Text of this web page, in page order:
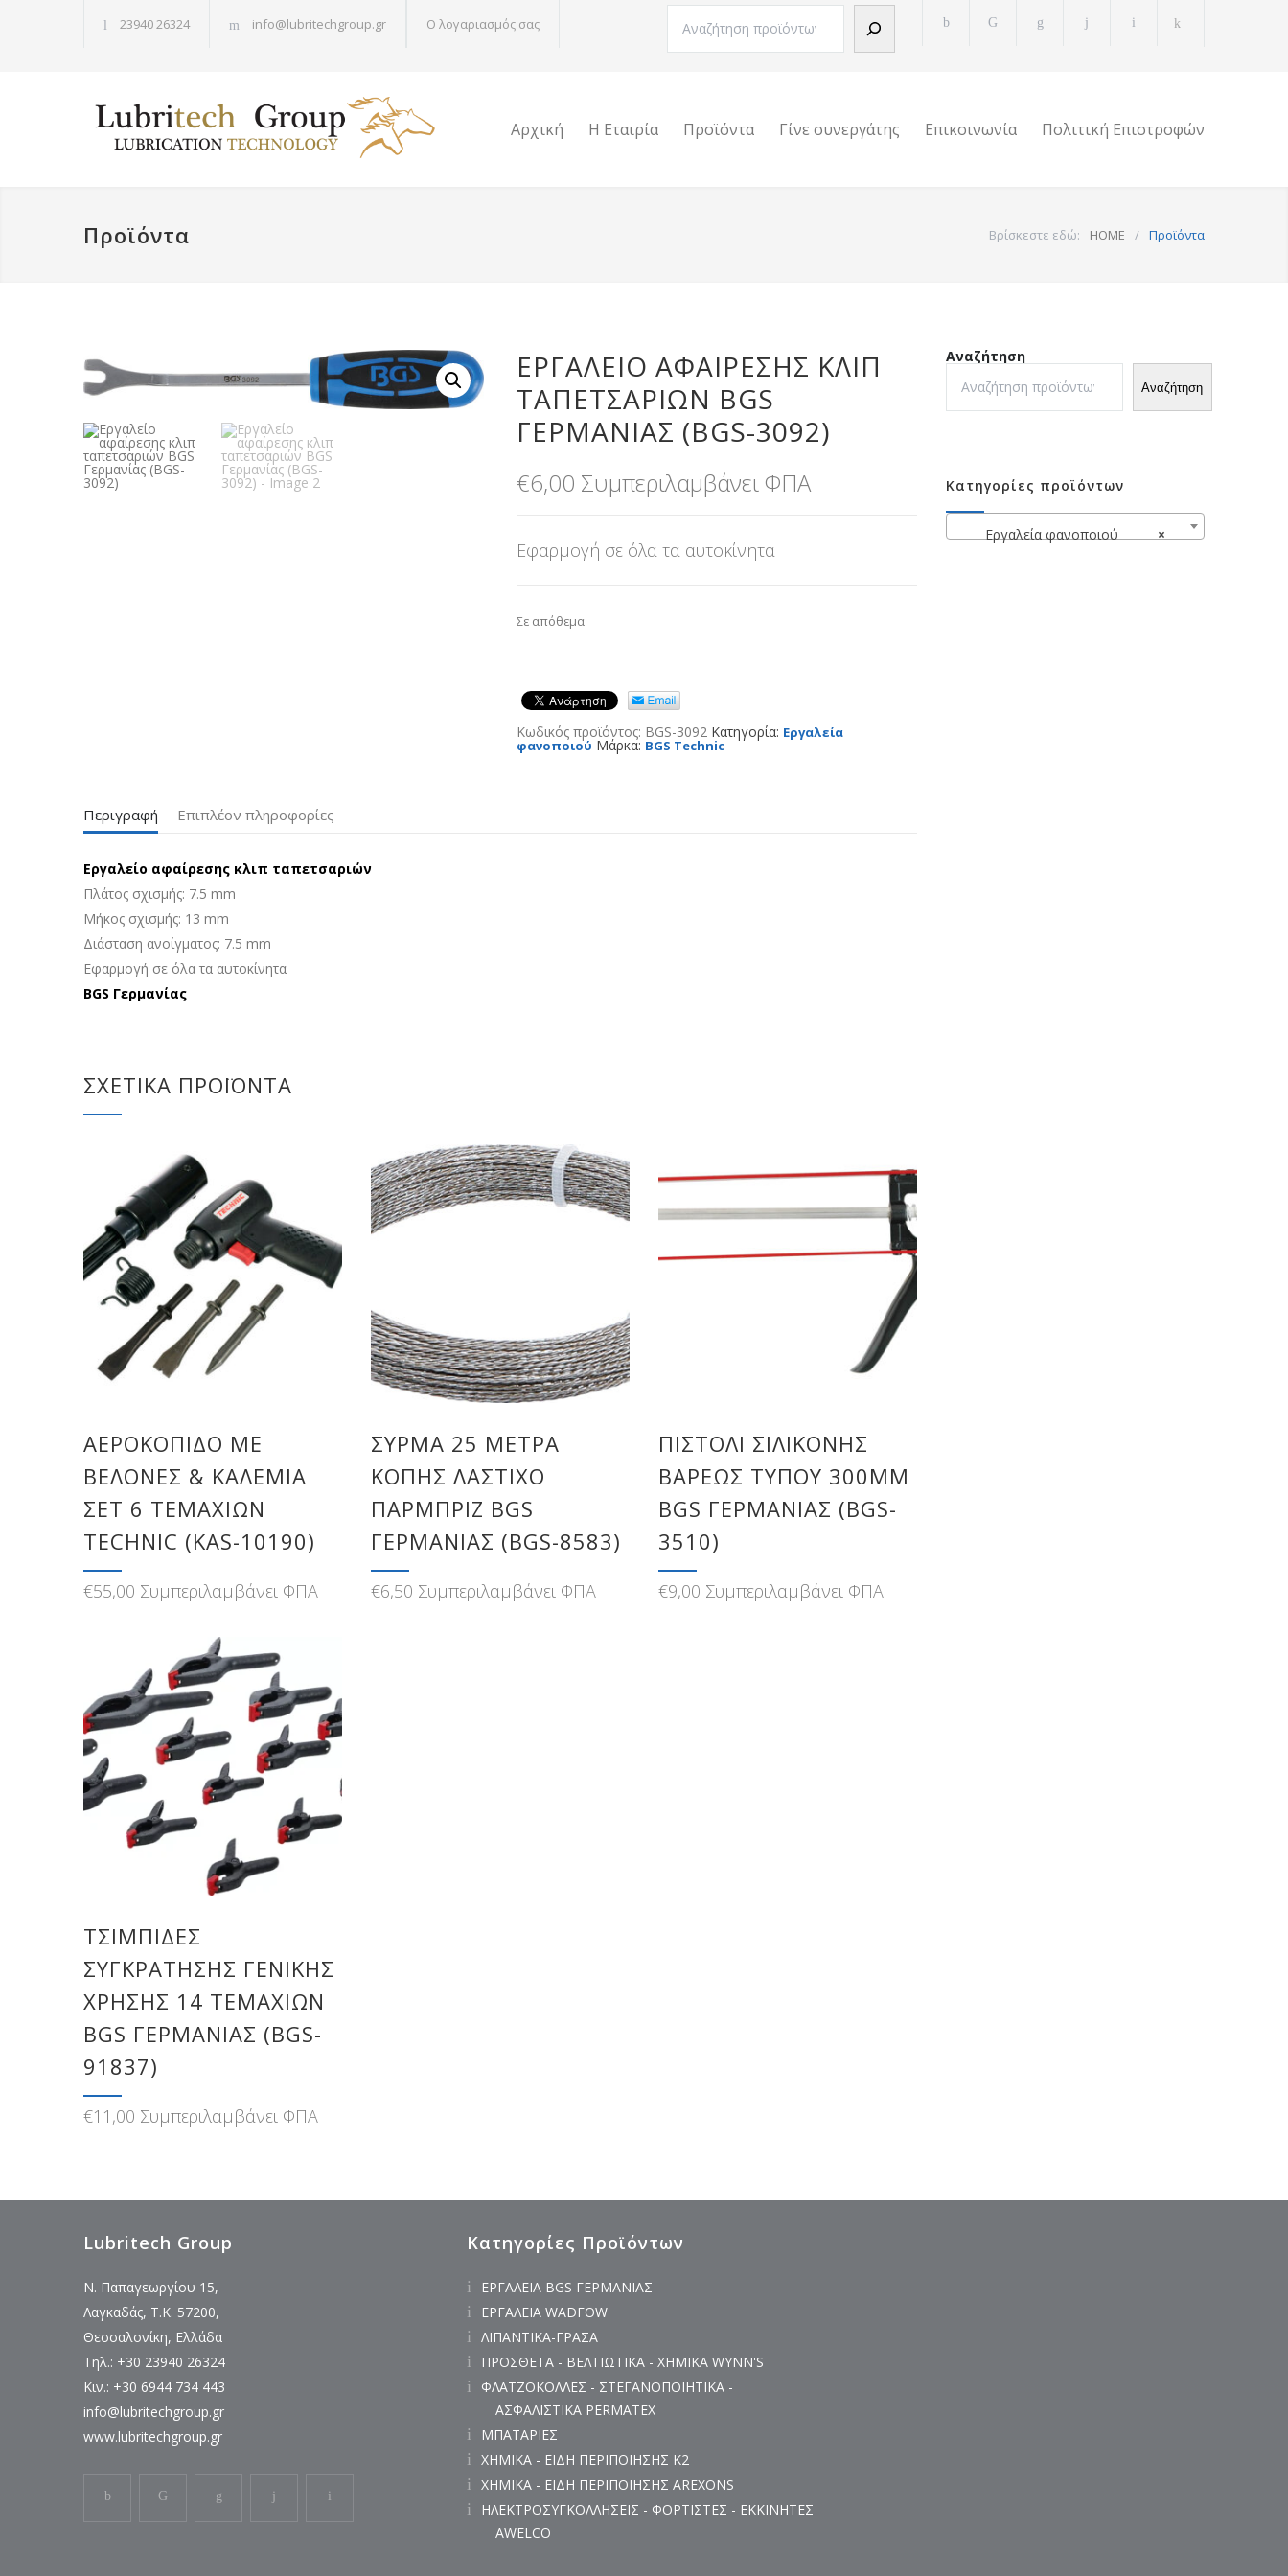
23940 26324 info@lubritechgroup.gr Ο λογαριασμός σας
Αναζήτηση
Αρχική Η Εταιρία Προϊόντα Γίνε συνεργάτης Επικοινωνία Πολιτική Επιστροφών
Προϊόντα Βρίσκεστε εδώ: HOME / Προϊόντα
ΕΡΓΑΛΕΊΟ ΑΦΑΊΡΕΣΗΣ ΚΛΙΠ
ΤΑΠΕΤΣΑΡΙΏΝ BGS
ΓΕΡΜΑΝΊΑΣ (BGS-3092)
€6,00 Συμπεριλαμβάνει ΦΠΑ
Εφαρμογή σε όλα τα αυτοκίνητα
Σε απόθεμα
Κωδικός προϊόντος: BGS-3092 Κατηγορία: Εργαλεία
φανοποιού Μάρκα: BGS Technic
Περιγραφή Επιπλέον πληροφορίες
Εργαλείο αφαίρεσης κλιπ ταπετσαριών
Πλάτος σχισμής: 7.5 mm
Μήκος σχισμής: 13 mm
Διάσταση ανοίγματος: 7.5 mm
Εφαρμογή σε όλα τα αυτοκίνητα
BGS Γερμανίας
ΣΧΕΤΙΚΆ ΠΡΟΪΌΝΤΑ
ΑΕΡΟΚΌΠΙΔΟ ΜΕ
ΒΕΛΌΝΕΣ & ΚΑΛΈΜΙΑ
ΣΕΤ 6 ΤΕΜΑΧΊΩΝ
TECHNIC (KAS-10190)
€55,00 Συμπεριλαμβάνει ΦΠΑ
ΣΎΡΜΑ 25 ΜΈΤΡΑ
ΚΟΠΉΣ ΛΆΣΤΙΧΟ
ΠΑΡΜΠΡΊΖ BGS
ΓΕΡΜΑΝΊΑΣ (BGS-8583)
€6,50 Συμπεριλαμβάνει ΦΠΑ
ΠΙΣΤΌΛΙ ΣΙΛΙΚΌΝΗΣ
ΒΑΡΈΩΣ ΤΎΠΟΥ 300MM
BGS ΓΕΡΜΑΝΊΑΣ (BGS-
3510)
€9,00 Συμπεριλαμβάνει ΦΠΑ
ΤΣΙΜΠΊΔΕΣ
ΣΥΓΚΡΆΤΗΣΗΣ ΓΕΝΙΚΉΣ
ΧΡΉΣΗΣ 14 ΤΕΜΑΧΊΩΝ
BGS ΓΕΡΜΑΝΊΑΣ (BGS-
91837)
€11,00 Συμπεριλαμβάνει ΦΠΑ
Αναζήτηση
Αναζήτηση
Κατηγορίες προϊόντων
×
Εργαλεία φανοποιού
Lubritech Group
Ν. Παπαγεωργίου 15,
Λαγκαδάς, Τ.Κ. 57200,
Θεσσαλονίκη, Ελλάδα
Τηλ.: +30 23940 26324
Κιν.: +30 6944 734 443
info@lubritechgroup.gr
www.lubritechgroup.gr
Κατηγορίες Προϊόντων
ΕΡΓΑΛΕΙΑ BGS ΓΕΡΜΑΝΙΑΣ
ΕΡΓΑΛΕΙΑ WADFOW
ΛΙΠΑΝΤΙΚΑ-ΓΡΑΣΑ
ΠΡΟΣΘΕΤΑ - ΒΕΛΤΙΩΤΙΚΑ - ΧΗΜΙΚΑ WYNN'S
ΦΛΑΤΖΟΚΟΛΛΕΣ - ΣΤΕΓΑΝΟΠΟΙΗΤΙΚΑ -
ΑΣΦΑΛΙΣΤΙΚΑ PERMATEX
ΜΠΑΤΑΡΙΕΣ
ΧΗΜΙΚΑ - ΕΙΔΗ ΠΕΡΙΠΟΙΗΣΗΣ K2
ΧΗΜΙΚΑ - ΕΙΔΗ ΠΕΡΙΠΟΙΗΣΗΣ AREXONS
ΗΛΕΚΤΡΟΣΥΓΚΟΛΛΗΣΕΙΣ - ΦΟΡΤΙΣΤΕΣ - ΕΚΚΙΝΗΤΕΣ
AWELCO